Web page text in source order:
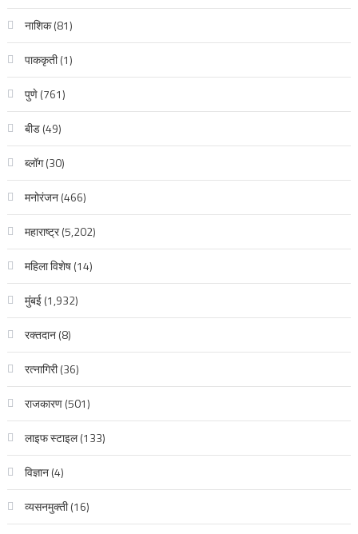
नाशिक(81)
पाककृती(1)
पुणे(761)
बीड(49)
ब्लॉग(30)
मनोरंजन(466)
महाराष्ट्र(5,202)
महिला विशेष(14)
मुंबई(1,932)
रक्‍तदान(8)
रत्नागिरी(36)
राजकारण(501)
लाइफ स्टाइल(133)
विज्ञान(4)
व्यसनमुक्ती(16)